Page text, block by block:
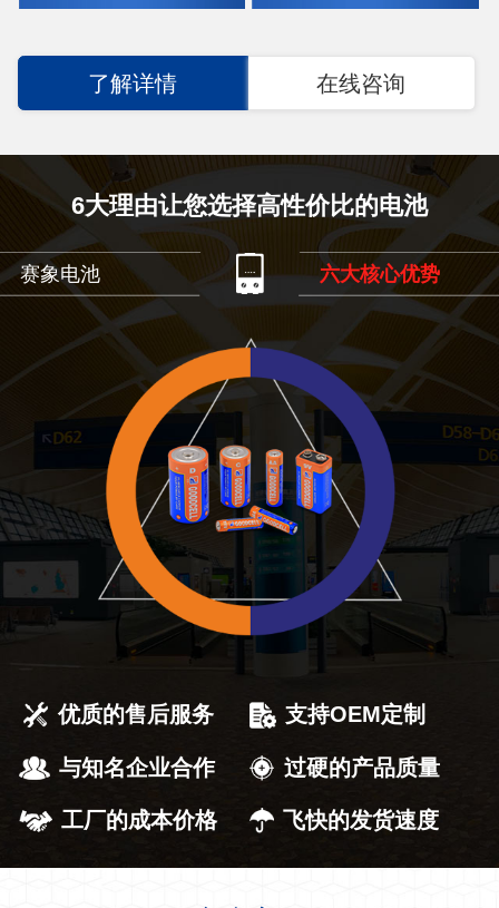
了解详情 在线咨询
6大理由让您选择高性价比的电池
赛象电池 六大核心优势
优质的售后服务 支持OEM定制
与知名企业合作 过硬的产品质量
工厂的成本价格 飞快的发货速度